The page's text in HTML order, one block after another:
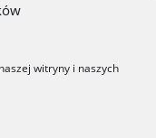
witryny i naszych